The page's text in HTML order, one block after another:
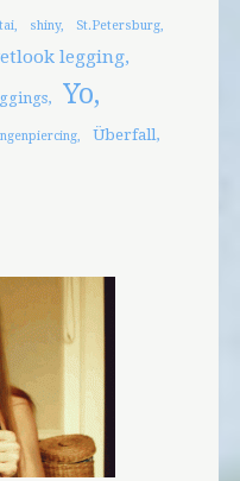
shiny St.Petersburg
legging
Yo
Überfall